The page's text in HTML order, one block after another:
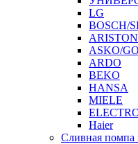
LG
BOSCH/
ASKO/
ARDO
BEKO
HANSA
MIELE
Haier
Сливная помпа